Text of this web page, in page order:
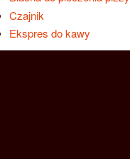
Czajnik
Ekspres do kawy